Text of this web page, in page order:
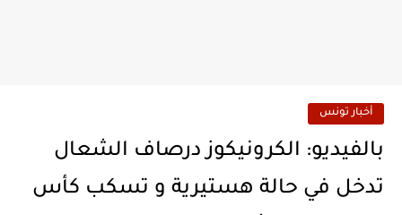
أخبار تونس
بالفيديو: الكرونيكوز درصاف الشعال
تدخل في حالة هستيرية و تسكب كأس